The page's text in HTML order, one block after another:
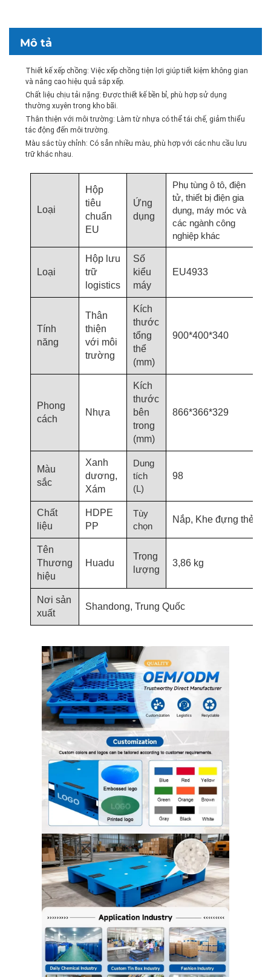
Mô tả
Thiết kế xếp chồng: Việc xếp chồng tiện lợi giúp tiết kiệm không gian
và nâng cao hiệu quả sắp xếp.
Chất liệu chịu tải nặng: Được thiết kế bền bỉ, phù hợp sử dụng
thường xuyên trong kho bãi.
Thân thiện với môi trường: Làm từ nhựa có thể tái chế, giảm thiểu
tác động đến môi trường.
Màu sắc tùy chỉnh: Có sẵn nhiều màu, phù hợp với các nhu cầu lưu
trữ khác nhau.
Loại
Hộp
tiêu
chuẩn
EU
Ứng
dụng
Phụ tùng ô tô, điện
tử, thiết bị điện gia
dụng, máy móc và
các ngành công
nghiệp khác
Loại
Hộp lưu
trữ
logistics
Số
kiểu
máy
EU4933
Tính
năng
Thân
thiện
với môi
trường
Kích
thước
tổng
thể
(mm)
900*400*340
Phong
cách
Nhựa
Kích
thước
bên
trong
(mm)
866*366*329
Màu
sắc
Xanh
dương,
Xám
Dung
tích
(L)
98
Chất
liệu
HDPE
PP
Tùy
chọn
Nắp, Khe đựng thẻ
Tên
Thương
hiệu
Huadu
Trọng
lượng
3,86 kg
Nơi sản
xuất
Shandong, Trung Quốc